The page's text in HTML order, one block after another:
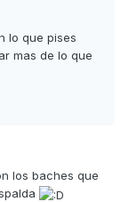
lo que pises
mas de lo que
los baches que